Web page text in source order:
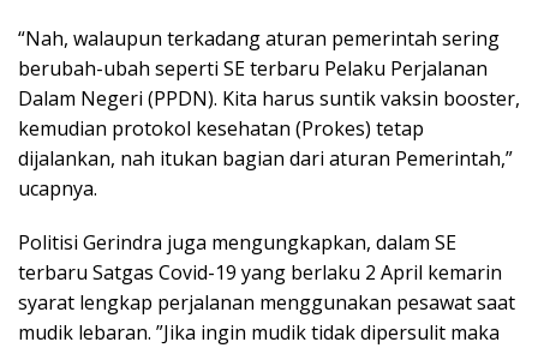
“Nah, walaupun terkadang aturan pemerintah sering
berubah-ubah seperti SE terbaru Pelaku Perjalanan
Dalam Negeri (PPDN). Kita harus suntik vaksin booster,
kemudian protokol kesehatan (Prokes) tetap
dijalankan, nah itukan bagian dari aturan Pemerintah,”
ucapnya.
Politisi Gerindra juga mengungkapkan, dalam SE
terbaru Satgas Covid-19 yang berlaku 2 April kemarin
syarat lengkap perjalanan menggunakan pesawat saat
mudik lebaran. ”Jika ingin mudik tidak dipersulit maka